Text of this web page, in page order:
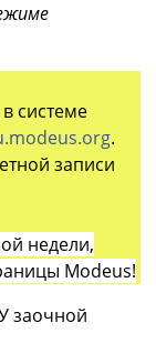
в системе
.
записи
недели,
Modeus!
заочной